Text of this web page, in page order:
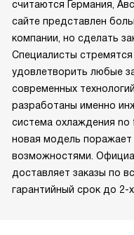
считаются Германия,
сайте представлен
компании, но сделать
Специалисты
удовлетворить любые
современных
разработаны именно
система охлаждения
новая модель
возможностями.
доставляет заказы по
гарантийный срок до 2-х